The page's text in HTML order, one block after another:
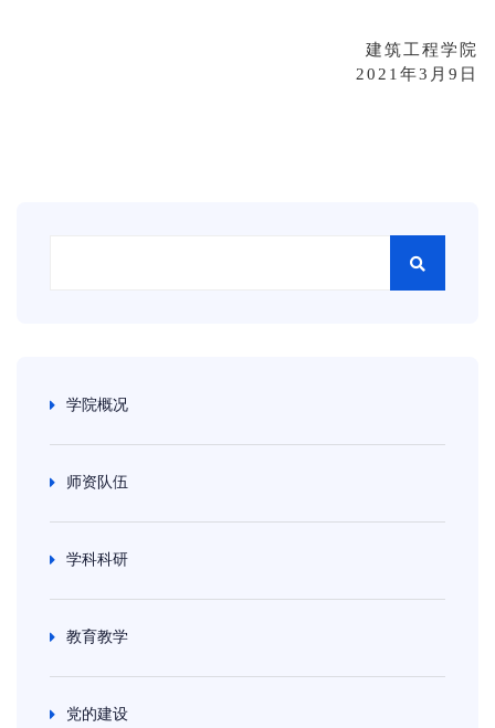
学院概况
师资队伍
学科科研
教育教学
党的建设
建筑工程学院
2021 年3月9日